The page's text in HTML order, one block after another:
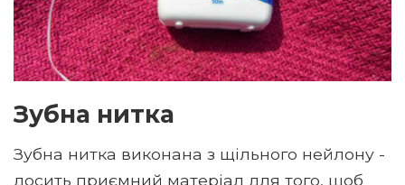
Зубна нитка
Зубна нитка виконана з щільного нейлону -
досить приємний матеріал для того, щоб